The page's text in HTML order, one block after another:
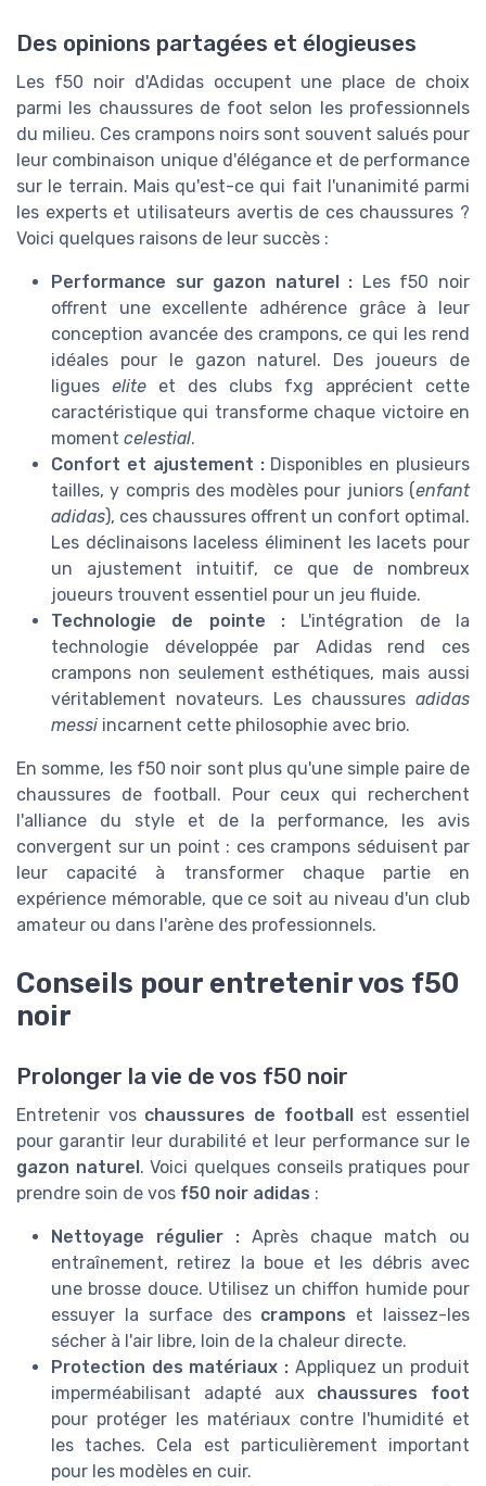
Des opinions partagées et élogieuses
Les f50 noir d'Adidas occupent une place de choix
parmi les chaussures de foot selon les professionnels
du milieu. Ces crampons noirs sont souvent salués pour
leur combinaison unique d'élégance et de performance
sur le terrain. Mais qu'est-ce qui fait l'unanimité parmi
les experts et utilisateurs avertis de ces chaussures ?
Voici quelques raisons de leur succès :
Performance sur gazon naturel : Les f50 noir
offrent une excellente adhérence grâce à leur
conception avancée des crampons, ce qui les rend
idéales pour le gazon naturel. Des joueurs de
ligues elite et des clubs fxg apprécient cette
caractéristique qui transforme chaque victoire en
moment celestial.
Confort et ajustement :Disponibles en plusieurs
tailles, y compris des modèles pour juniors (enfant
adidas), ces chaussures offrent un confort optimal.
Les déclinaisons laceless éliminent les lacets pour
un ajustement intuitif, ce que de nombreux
joueurs trouvent essentiel pour un jeu fluide.
Technologie de pointe : L'intégration de la
technologie développée par Adidas rend ces
crampons non seulement esthétiques, mais aussi
véritablement novateurs. Les chaussures adidas
messi incarnent cette philosophie avec brio.
En somme, les f50 noir sont plus qu'une simple paire de
chaussures de football. Pour ceux qui recherchent
l'alliance du style et de la performance, les avis
convergent sur un point : ces crampons séduisent par
leur capacité à transformer chaque partie en
expérience mémorable, que ce soit au niveau d'un club
amateur ou dans l'arène des professionnels.
Conseils pour entretenir vos f50
noir
Prolonger la vie de vos f50 noir
Entretenir vos chaussures de footballest essentiel
pour garantir leur durabilité et leur performance sur le
gazon naturel. Voici quelques conseils pratiques pour
prendre soin de vos f50 noir adidas :
Nettoyage régulier : Après chaque match ou
entraînement, retirez la boue et les débris avec
une brosse douce. Utilisez un chiffon humide pour
essuyer la surface des crampons et laissez-les
sécher à l'air libre, loin de la chaleur directe.
Protection des matériaux : Appliquez un produit
imperméabilisant adapté aux chaussures foot
pour protéger les matériaux contre l'humidité et
les taches. Cela est particulièrement important
pour les modèles en cuir.